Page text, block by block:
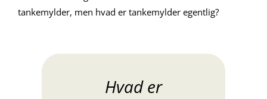
tankemylder, men hvad er tankemylder egentlig?
Hvad er